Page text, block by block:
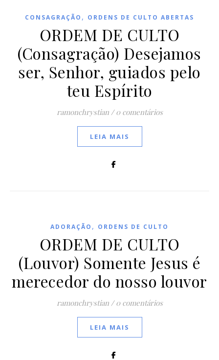
CONSAGRAÇÃO , ORDENS DE CULTO ABERTAS
ORDEM DE CULTO
(Consagração) Desejamos
ser, Senhor, guiados pelo
teu Espírito
ramonchrystian / 0 comentários
LEIA MAIS
ADORAÇÃO , ORDENS DE CULTO
ORDEM DE CULTO
(Louvor) Somente Jesus é
merecedor do nosso louvor
ramonchrystian / 0 comentários
LEIA MAIS